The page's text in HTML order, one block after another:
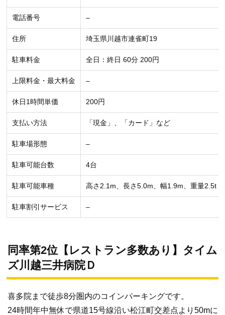
電話番号 –
住所 埼玉県川越市連雀町19
駐車料金 全日：終日 60分 200円
上限料金・最大料金 –
休日1時間単価 200円
支払い方法 「現金」、「カード」など
駐車場形態 –
駐車可能台数 4台
駐車可能車種 高さ2.1m、長さ5.0m、幅1.9m、重量2.5t
駐車割引サービス –
同率第2位【レストラン多数あり】タイム
ズ川越三井病院Ｄ
喜多院まで徒歩8分圏内のコインパーキングです。
24時間年中無休で県道15号線沿い松江町交差点より50mに